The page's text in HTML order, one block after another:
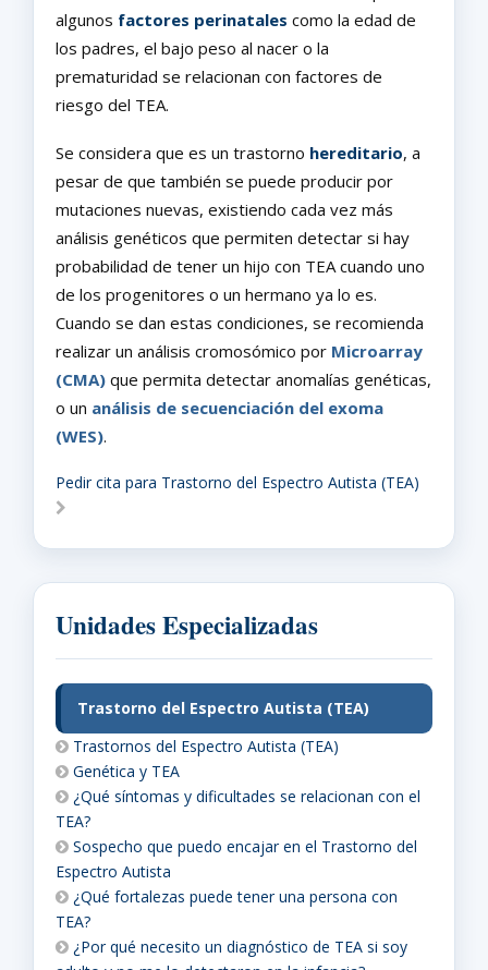
algunos factores perinatales como la edad de
los padres, el bajo peso al nacer o la
prematuridad se relacionan con factores de
riesgo del TEA.
Se considera que es un trastorno hereditario, a
pesar de que también se puede producir por
mutaciones nuevas, existiendo cada vez más
análisis genéticos que permiten detectar si hay
probabilidad de tener un hijo con TEA cuando uno
de los progenitores o un hermano ya lo es.
Cuando se dan estas condiciones, se recomienda
realizar un análisis cromosómico por Microarray
(CMA) que permita detectar anomalías genéticas,
o un análisis de secuenciación del exoma
(WES).
Pedir cita para Trastorno del Espectro Autista (TEA)
Unidades Especializadas
Trastorno del Espectro Autista (TEA)
Trastornos del Espectro Autista (TEA)
Genética y TEA
¿Qué síntomas y dificultades se relacionan con el
TEA?
Sospecho que puedo encajar en el Trastorno del
Espectro Autista
¿Qué fortalezas puede tener una persona con
TEA?
¿Por qué necesito un diagnóstico de TEA si soy